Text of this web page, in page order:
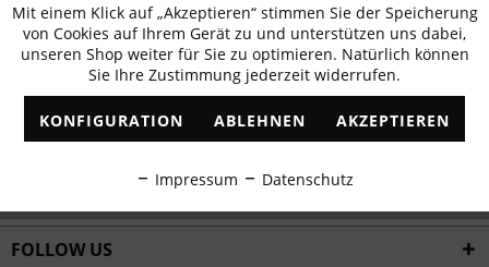
E-MAIL
Noch Fragen? Unser Kundenservice hilft Ihnen gerne!
Schreiben Sie eine Nachricht an:
FOLLOW US
Funktionale Aktiv
Marketing Inaktiv
Tracking Inaktiv
Personalisierung Inaktiv
Mit einem Klick auf „Akzeptieren“ stimmen Sie der Speicherung
von Cookies auf Ihrem Gerät zu und unterstützen uns dabei,
unseren Shop weiter für Sie zu optimieren. Natürlich können
Sie Ihre Zustimmung jederzeit widerrufen.
KONFIGURATION ABLEHNEN AKZEPTIEREN
Impressum Datenschutz